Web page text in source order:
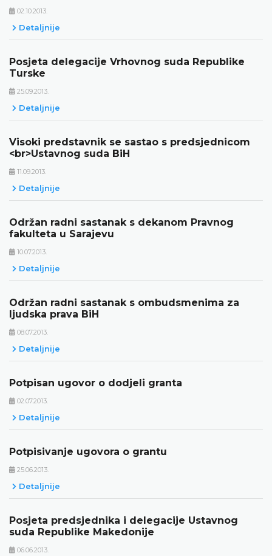
02.10.2013.
Detaljnije
Posjeta delegacije Vrhovnog suda Republike
Turske
25.09.2013.
Detaljnije
Visoki predstavnik se sastao s predsjednicom
<br>Ustavnog suda BiH
11.09.2013.
Detaljnije
Održan radni sastanak s dekanom Pravnog
fakulteta u Sarajevu
10.07.2013.
Detaljnije
Održan radni sastanak s ombudsmenima za
ljudska prava BiH
08.07.2013.
Detaljnije
Potpisan ugovor o dodjeli granta
02.07.2013.
Detaljnije
Potpisivanje ugovora o grantu
25.06.2013.
Detaljnije
Posjeta predsjednika i delegacije Ustavnog
suda Republike Makedonije
06.06.2013.